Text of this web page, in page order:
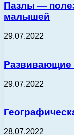
Пазлы —
малышей
29.07.2022
Развивающие
29.07.2022
28.07.2022